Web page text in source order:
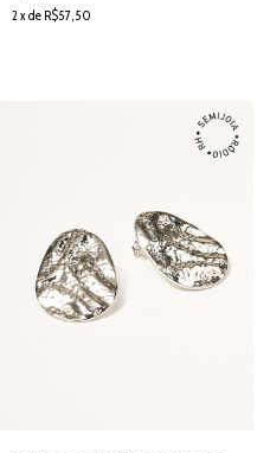
2 x de R$57,50